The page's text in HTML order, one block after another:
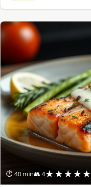
⏱ 40 min👥 4★★★★★